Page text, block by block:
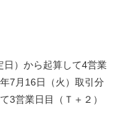
日）から起算して4営業
7月16日（火）取引分
3営業日目（Ｔ＋２）